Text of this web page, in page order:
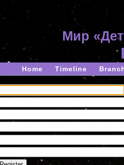
Мир
Home Timeline